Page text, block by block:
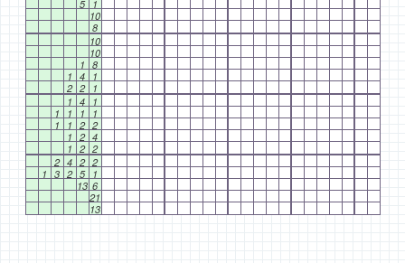
5
1
10
8
10
10
1 8
1 4
1
2 2
1
1 4
1
1
1 1
1
1
1 2 2
1 2 4
1 2 2
2 4 2 2
1 3 2 5
1
13 6
21
13